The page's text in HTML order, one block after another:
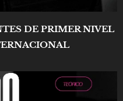
DE PRIMER NIVEL